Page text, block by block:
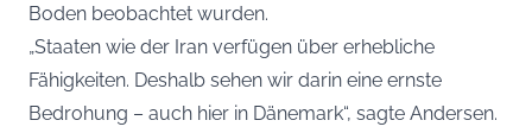
Boden beobachtet wurden.
„Staaten wie der Iran verfügen über erhebliche
Fähigkeiten. Deshalb sehen wir darin eine ernste
Bedrohung – auch hier in Dänemark“, sagte Andersen.